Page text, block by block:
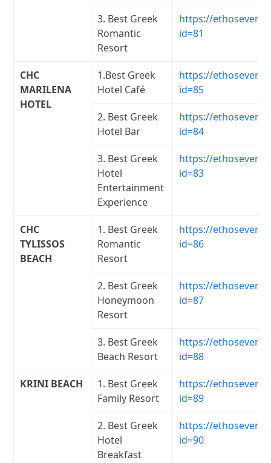
3. Best Greek
Romantic
Resort
https://
id=81
CHC
MARILENA
HOTEL
1.Best Greek
Hotel Café
https://
id=85
2. Best Greek
Hotel Bar
https://
id=84
3. Best Greek
Hotel
Entertainment
Experience
https://
id=83
CHC
TYLISSOS
BEACH
1. Best Greek
Romantic
Resort
https://
id=86
2. Best Greek
Honeymoon
Resort
https://
id=87
3. Best Greek
Beach Resort
https://
id=88
KRINI BEACH
1. Best Greek
Family Resort
https://
id=89
2. Best Greek
Hotel
Breakfast
https://
id=90